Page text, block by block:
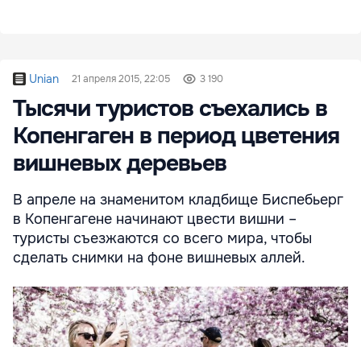
Unian 21 апреля 2015, 22:05 3 190
Тысячи туристов съехались в
Копенгаген в период цветения
вишневых деревьев
В апреле на знаменитом кладбище Биспебьерг
в Копенгагене начинают цвести вишни –
туристы съезжаются со всего мира, чтобы
сделать снимки на фоне вишневых аллей.